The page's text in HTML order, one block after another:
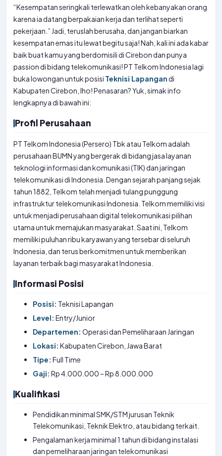
“Kesempatan seringkali terlewatkan oleh kebanyakan orang
karena ia datang berpakaian kerja dan terlihat seperti
pekerjaan.” Jadi, teruslah berusaha, dan jangan biarkan
kesempatan emas itu lewat begitu saja! Nah, kali ini ada kabar
baik buat kamu yang berdomisili di Cirebon dan punya
passion di bidang telekomunikasi! PT Telkom Indonesia lagi
buka lowongan untuk posisi Teknisi Lapangandi
Kabupaten Cirebon, lho! Penasaran? Yuk, simak info
lengkapnya di bawah ini:
Profil Perusahaan
PT Telkom Indonesia (Persero) Tbk atau Telkom adalah
perusahaan BUMN yang bergerak di bidang jasa layanan
teknologi informasi dan komunikasi (TIK) dan jaringan
telekomunikasi di Indonesia. Dengan sejarah panjang sejak
tahun 1882, Telkom telah menjadi tulang punggung
infrastruktur telekomunikasi Indonesia. Telkom memiliki visi
untuk menjadi perusahaan digital telekomunikasi pilihan
utama untuk memajukan masyarakat. Saat ini, Telkom
memiliki puluhan ribu karyawan yang tersebar di seluruh
Indonesia, dan terus berkomitmen untuk memberikan
layanan terbaik bagi masyarakat Indonesia.
Informasi Posisi
Posisi: Teknisi Lapangan
Level: Entry/Junior
Departemen: Operasi dan Pemeliharaan Jaringan
Lokasi: Kabupaten Cirebon, Jawa Barat
Tipe: Full Time
Gaji: Rp 4.000.000 – Rp 8.000.000
Kualifikasi
Pendidikan minimal SMK/STM jurusan Teknik
Telekomunikasi, Teknik Elektro, atau bidang terkait.
Pengalaman kerja minimal 1 tahun di bidang instalasi
dan pemeliharaan jaringan telekomunikasi